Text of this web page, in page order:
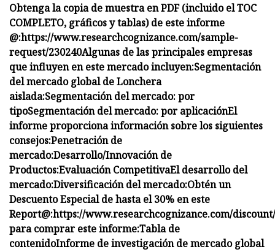
Obtenga la copia de muestra en PDF (incluido el TOC
COMPLETO, gráficos y tablas) de este informe
@:https://www.researchcognizance.com/sample-
request/230240Algunas de las principales empresas
que influyen en este mercado incluyen:Segmentación
del mercado global de Lonchera
aislada:Segmentación del mercado: por
tipoSegmentación del mercado: por aplicaciónEl
informe proporciona información sobre los siguientes
consejos:Penetración de
mercado:Desarrollo/Innovación de
Productos:Evaluación CompetitivaEl desarrollo del
mercado:Diversificación del mercado:Obtén un
Descuento Especial de hasta el 30% en este
Report@:https://www.researchcognizance.com/
para comprar este informe:Tabla de
contenidoInforme de investigación de mercado global